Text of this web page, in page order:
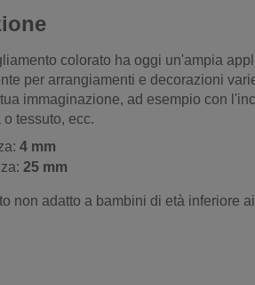
colorato ha oggi un'ampia
per arrangiamenti e decorazioni
immaginazione, ad esempio con
o tessuto, ecc.
4 mm
25 mm
non adatto a bambini di età inferiore